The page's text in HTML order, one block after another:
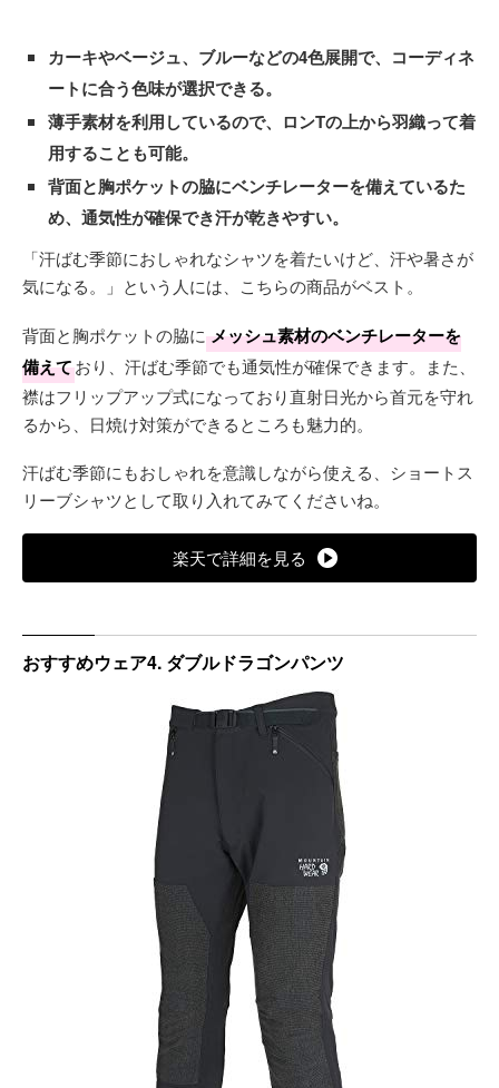
カーキやベージュ、ブルーなどの4色展開で、コーディネ
ートに合う色味が選択できる。
薄手素材を利用しているので、ロンTの上から羽織って着
用することも可能。
背面と胸ポケットの脇にベンチレーターを備えているた
め、通気性が確保でき汗が乾きやすい。
「汗ばむ季節におしゃれなシャツを着たいけど、汗や暑さが
気になる。」という人には、こちらの商品がベスト。
背面と胸ポケットの脇に メッシュ素材のベンチレーターを
備えており、汗ばむ季節でも通気性が確保できます。また、
襟はフリップアップ式になっており直射日光から首元を守れ
るから、日焼け対策ができるところも魅力的。
汗ばむ季節にもおしゃれを意識しながら使える、ショートス
リーブシャツとして取り入れてみてくださいね。
楽天で詳細を見る
おすすめウェア4. ダブルドラゴンパンツ